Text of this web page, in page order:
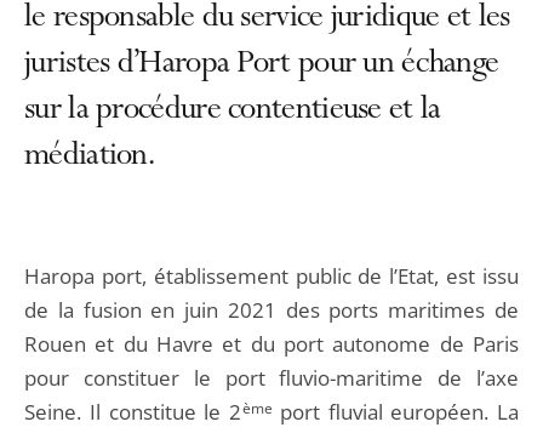
le responsable du service juridique et les
juristes d’Haropa Port pour un échange
sur la procédure contentieuse et la
médiation.
Haropa port, établissement public de l’Etat, est issu
de la fusion en juin 2021 des ports maritimes de
Rouen et du Havre et du port autonome de Paris
pour constituer le port fluvio-maritime de l’axe
Seine. Il constitue le 2ème port fluvial européen. La